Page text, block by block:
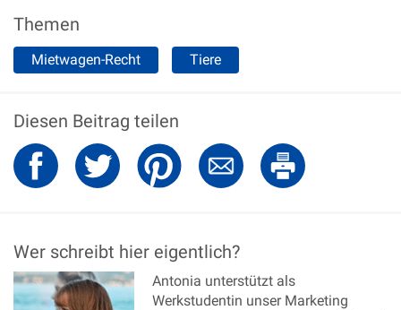
Themen
Mietwagen-Recht Tiere
Diesen Beitrag teilen
Wer schreibt hier eigentlich?
Antonia unterstützt als
Werkstudentin unser Marketing